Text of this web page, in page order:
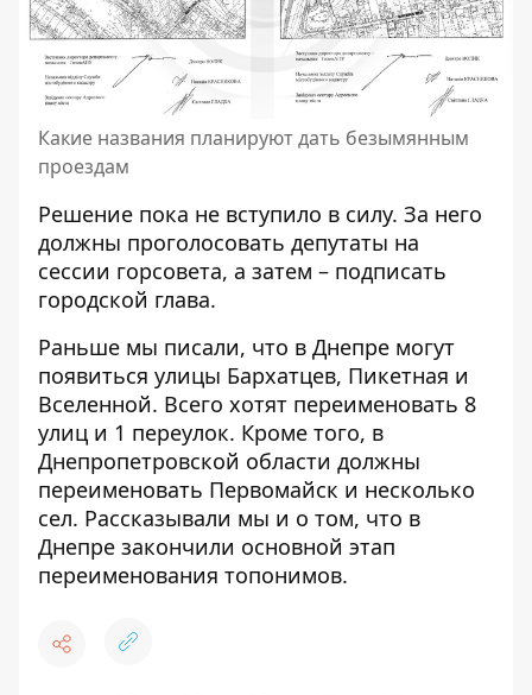
Какие названия планируют дать безымянным
проездам
Решение пока не вступило в силу. За него
должны проголосовать депутаты на
сессии горсовета, а затем – подписать
городской глава.
Раньше мы писали, что в Днепре могут
появиться улицы Бархатцев, Пикетная и
Вселенной. Всего хотят переименовать 8
улиц и 1 переулок. Кроме того, в
Днепропетровской области должны
переименовать Первомайск и несколько
сел. Рассказывали мы и о том, что в
Днепре закончили основной этап
переименования топонимов.